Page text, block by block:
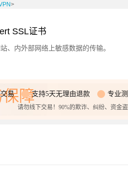
>
SSL证书
、内外部网络上敏感数据的传输。
保障
易 支持5天无理由退款 专业
请勿线下交易！90%的欺诈、纠纷、资金